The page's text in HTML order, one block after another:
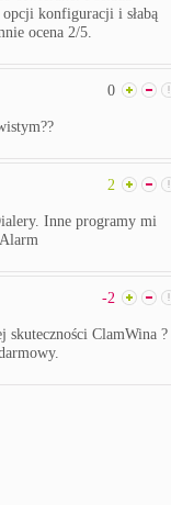
konfiguracji i słabą
ocena 2/5.
0
2
Inne programy mi
-2
skuteczności ClamWina ?